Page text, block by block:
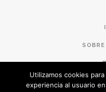
Utilizamos cookies
experiencia al usuario